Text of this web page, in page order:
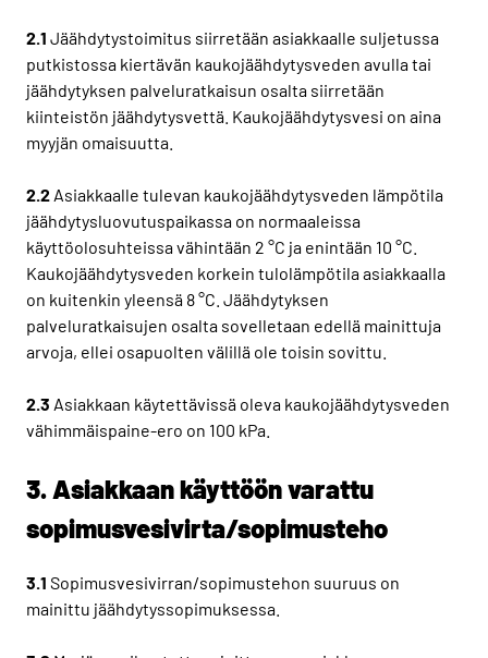
2.1 Jäähdytystoimitus siirretään asiakkaalle suljetussa
putkistossa kiertävän kaukojäähdytysveden avulla tai
jäähdytyksen palveluratkaisun osalta siirretään
kiinteistön jäähdytysvettä. Kaukojäähdytysvesi on aina
myyjän omaisuutta.
2.2 Asiakkaalle tulevan kaukojäähdytysveden lämpötila
jäähdytysluovutuspaikassa on normaaleissa
käyttöolosuhteissa vähintään 2 °C ja enintään 10 °C.
Kaukojäähdytysveden korkein tulolämpötila asiakkaalla
on kuitenkin yleensä 8 °C. Jäähdytyksen
palveluratkaisujen osalta sovelletaan edellä mainittuja
arvoja, ellei osapuolten välillä ole toisin sovittu.
2.3 Asiakkaan käytettävissä oleva kaukojäähdytysveden
vähimmäispaine-ero on 100 kPa.
3. Asiakkaan käyttöön varattu
sopimusvesivirta/sopimusteho
3.1 Sopimusvesivirran/sopimustehon suuruus on
mainittu jäähdytyssopimuksessa.